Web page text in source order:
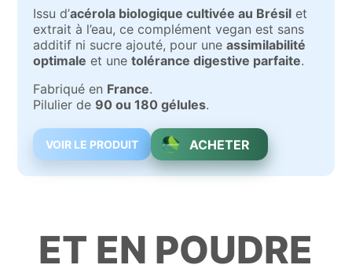
Issu d’acérola biologique cultivée au Brésil et
extrait à l’eau, ce complément vegan est sans
additif ni sucre ajouté, pour uneassimilabilité
optimale et unetolérance digestive parfaite.
Fabriqué en France.
Pilulier de90 ou 180 gélules.
VOIR LE PRODUIT ACHETER
ET EN POUDRE